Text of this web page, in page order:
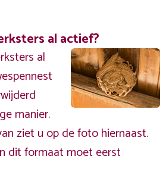
al actief?
al
manier.
ziet u op de foto hiernaast.
dit formaat moet eerst